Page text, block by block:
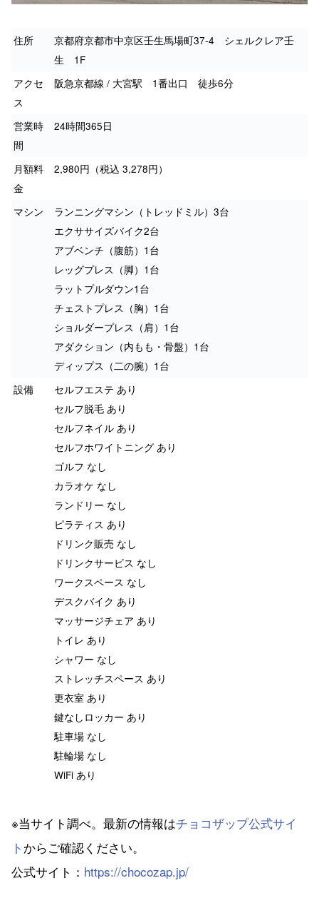
住所
京都府京都市中京区壬生馬場町37-4 シェルクレア壬
生 1F
アクセ
ス
阪急京都線 / 大宮駅 1番出口 徒歩6分
営業時
間
24時間365日
月額料
金
2,980円（税込 3,278円）
マシン
ランニングマシン（トレッドミル）3台
エクササイズバイク2台
アブベンチ（腹筋）1台
レッグプレス（脚）1台
ラットプルダウン1台
チェストプレス（胸）1台
ショルダープレス（肩）1台
アダクション（内もも・骨盤）1台
ディップス（二の腕）1台
設備
セルフエステ あり
セルフ脱毛 あり
セルフネイル あり
セルフホワイトニング あり
ゴルフ なし
カラオケ なし
ランドリー なし
ピラティス あり
ドリンク販売 なし
ドリンクサービス なし
ワークスペース なし
デスクバイク あり
マッサージチェア あり
トイレ あり
シャワー なし
ストレッチスペース あり
更衣室 あり
鍵なしロッカー あり
駐車場 なし
駐輪場 なし
WiFi あり
※当サイト調べ。最新の情報はチョコザップ公式サイ
ト からご確認ください。
公式サイト： https://chocozap.jp/